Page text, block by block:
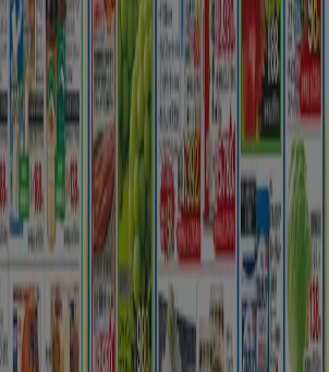
ローカルショッピングを改革するIT企
す。